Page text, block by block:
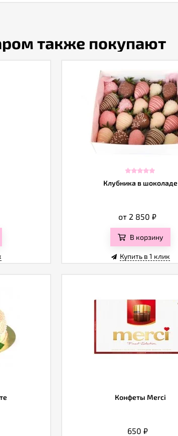
также покупают
Клубника в шоколаде
от 2 850 ₽
В корзину
Купить в 1 клик
Конфеты Merci
650 ₽